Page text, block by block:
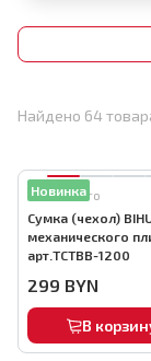
Найдено 64
Много
Новинка
Сумка (чехол)
механического
арт.TCTBB-1200
299 BYN
В